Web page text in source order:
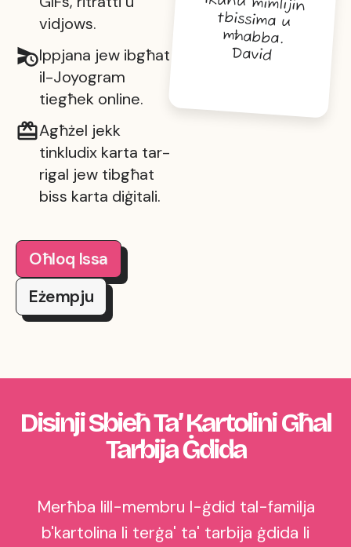
vidjows.
Ippjana jew ibgħat
il-Joyogram
tiegħek online.
Agħżel jekk
tinkludix karta tar-
rigal jew tibgħat
biss karta diġitali.
Oħloq Issa
Eżempju
mħabba.
David
Disinji Sbieħ Ta’ Kartolini Għal
Tarbija Ġdida
Merħba lill-membru l-ġdid tal-familja
b'kartolina li terġa' ta' tarbija ġdida li